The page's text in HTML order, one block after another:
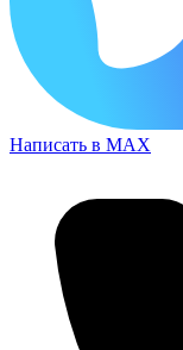
Написать в MAX